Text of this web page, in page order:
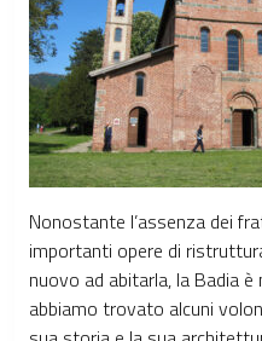
Nonostante l’assenza dei
importanti opere di
nuovo ad abitarla, la Badia
abbiamo trovato alcuni